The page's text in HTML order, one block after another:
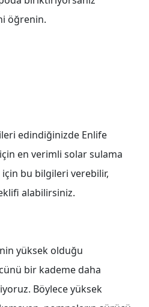
öğrenin.
edindiğinizde Enlife
en verimli solar sulama
bu bilgileri verebilir,
alabilirsiniz.
yüksek olduğu
bir kademe daha
Böylece yüksek